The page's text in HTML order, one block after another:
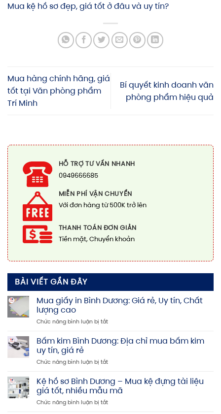
Mua kệ hồ sơ đẹp, giá tốt ở đâu và uy tín?
Mua hàng chính hãng, giá
tốt tại Văn phòng phẩm
Trí Minh
Bí quyết kinh doanh văn
phòng phẩm hiệu quả
HỖ TRỢ TƯ VẤN NHANH
0949666685
MIỄN PHÍ VẬN CHUYỂN
Với đơn hàng từ 500K trở lên
THANH TOÁN ĐƠN GIẢN
Tiền mặt, Chuyển khoản
BÀI VIẾT GẦN ĐÂY
Mua giấy in Bình Dương: Giá rẻ, Uy tín, Chất
lượng cao
Chức năng bình luận bị tắtở
giấy
in
Dương:
rẻ,
Uy
Chất
Bấm kim Bình Dương: Địa chỉ mua bấm kim
uy tín, giá rẻ
Chức năng bình luận bị tắtở
kim
Bình
Dương:
Địa
Kệ hồ sơ Bình Dương – Mua kệ đựng tài liệu
giá tốt, nhiều mẫu mã
Chức năng bình luận bị tắtở